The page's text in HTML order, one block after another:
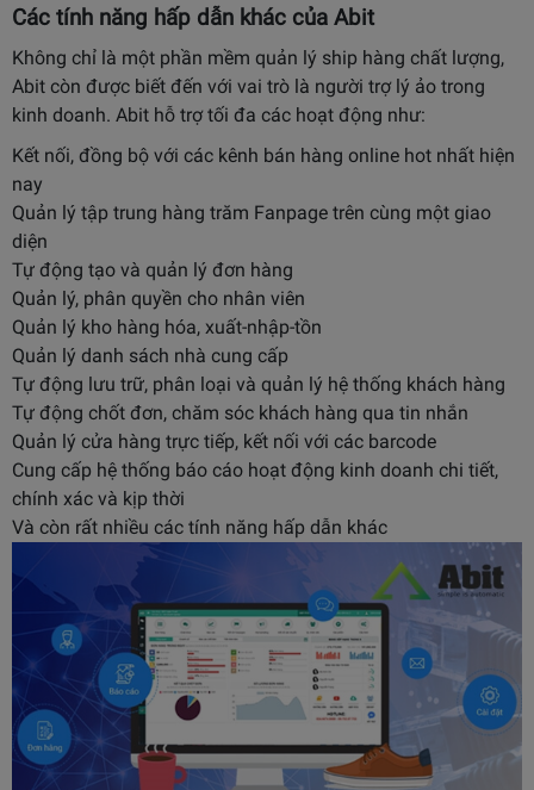
Các tính năng hấp dẫn khác của Abit
Không chỉ là một phần mềm quản lý ship hàng chất lượng,
Abit còn được biết đến với vai trò là người trợ lý ảo trong
kinh doanh. Abit hỗ trợ tối đa các hoạt động như:
Kết nối, đồng bộ với các kênh bán hàng online hot nhất hiện
nay
Quản lý tập trung hàng trăm Fanpage trên cùng một giao
diện
Tự động tạo và quản lý đơn hàng
Quản lý, phân quyền cho nhân viên
Quản lý kho hàng hóa, xuất-nhập-tồn
Quản lý danh sách nhà cung cấp
Tự động lưu trữ, phân loại và quản lý hệ thống khách hàng
Tự động chốt đơn, chăm sóc khách hàng qua tin nhắn
Quản lý cửa hàng trực tiếp, kết nối với các barcode
Cung cấp hệ thống báo cáo hoạt động kinh doanh chi tiết,
chính xác và kịp thời
Và còn rất nhiều các tính năng hấp dẫn khác